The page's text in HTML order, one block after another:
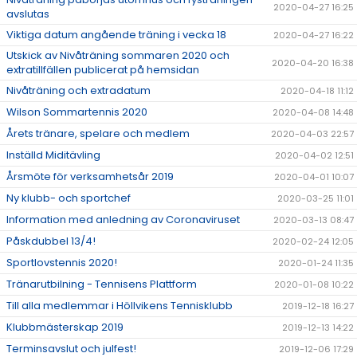
avslutas
2020-04-27 16:25
Viktiga datum angående träning i vecka 18 2020-04-27 16:22
Utskick av Nivåträning sommaren 2020 och
extratillfällen publicerat på hemsidan
2020-04-20 16:38
Nivåträning och extradatum 2020-04-18 11:12
Wilson Sommartennis 2020 2020-04-08 14:48
Årets tränare, spelare och medlem 2020-04-03 22:57
Inställd Miditävling 2020-04-02 12:51
Årsmöte för verksamhetsår 2019 2020-04-01 10:07
Ny klubb- och sportchef 2020-03-25 11:01
Information med anledning av Coronaviruset 2020-03-13 08:47
Påskdubbel 13/4! 2020-02-24 12:05
Sportlovstennis 2020! 2020-01-24 11:35
Tränarutbilning - Tennisens Plattform 2020-01-08 10:22
Till alla medlemmar i Höllvikens Tennisklubb 2019-12-18 16:27
Klubbmästerskap 2019 2019-12-13 14:22
Terminsavslut och julfest! 2019-12-06 17:29